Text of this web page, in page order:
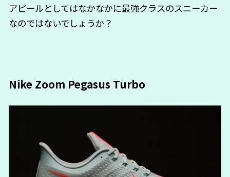
アピールとしてはなかなかに最強クラスのスニーカー
なのではないでしょうか？
Nike Zoom Pegasus Turbo